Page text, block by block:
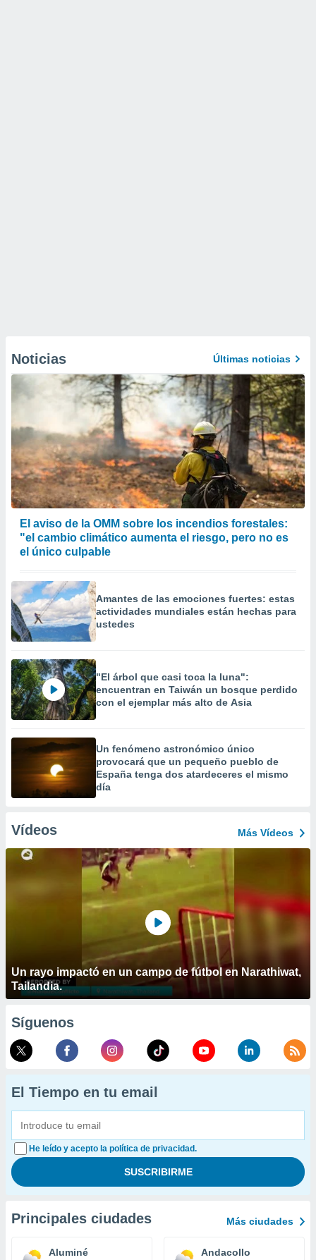
Noticias Últimas noticias
El aviso de la OMM sobre los incendios forestales:
"el cambio climático aumenta el riesgo, pero no es
el único culpable
Amantes de las emociones fuertes: estas
actividades mundiales están hechas para
ustedes
"El árbol que casi toca la luna":
encuentran en Taiwán un bosque perdido
con el ejemplar más alto de Asia
Un fenómeno astronómico único
provocará que un pequeño pueblo de
España tenga dos atardeceres el mismo
día
Vídeos Más Vídeos
Un rayo impactó en un campo de fútbol en Narathiwat,
Tailandia.
Síguenos
El Tiempo en tu email
He leído y acepto la política de privacidad.
Principales ciudades Más ciudades
Aluminé Andacollo